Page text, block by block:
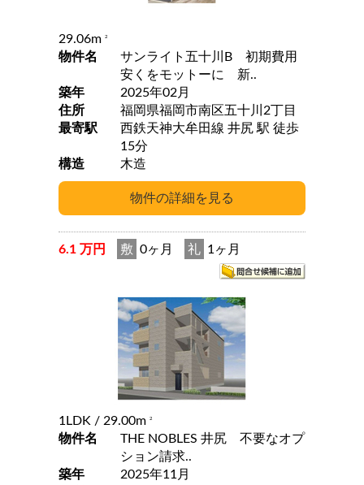
29.06m 2
物件名
サンライト五十川B 初期費用
安くをモットーに 新..
築年
2025年02月
住所
福岡県福岡市南区五十川2丁目
最寄駅
西鉄天神大牟田線 井尻 駅 徒歩
15分
構造
木造
6.1 万円 敷 0ヶ月 礼 1ヶ月
1LDK / 29.00m 2
物件名
THE NOBLES 井尻 不要なオプ
ション請求..
築年
2025年11月